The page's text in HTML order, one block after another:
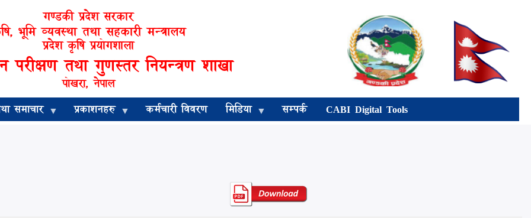
गण्डकी प्रदेश सरकार
भूमि व्यवस्था तथा सहकारी मन्त्रालय
प्रदेश कृषि प्रयोगशाला
परीक्षण तथा गुणस्तर नियन्त्रण शाखा
पोखरा, नेपाल
समाचार प्रकाशनहरु कर्मचारी विवरण मिडिया सम्पर्क CABI Digital Tools